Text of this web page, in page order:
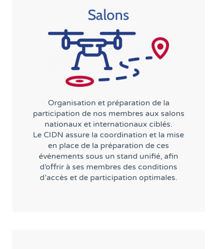
Salons
Organisation et préparation de la
participation de nos membres aux salons
nationaux et internationaux ciblés.
Le CIDN assure la coordination et la mise
en place de la préparation de ces
événements sous un stand unifié, afin
d’offrir à ses membres des conditions
d’accès et de participation optimales.